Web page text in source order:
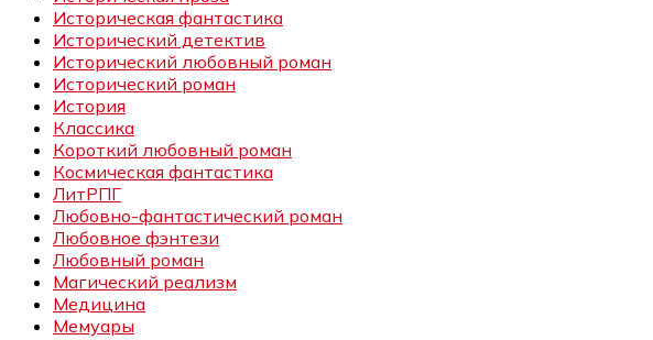
Историческая фантастика
Исторический детектив
Исторический любовный роман
Исторический роман
История
Классика
Короткий любовный роман
Космическая фантастика
ЛитРПГ
Любовно-фантастический роман
Любовное фэнтези
Любовный роман
Магический реализм
Медицина
Мемуары